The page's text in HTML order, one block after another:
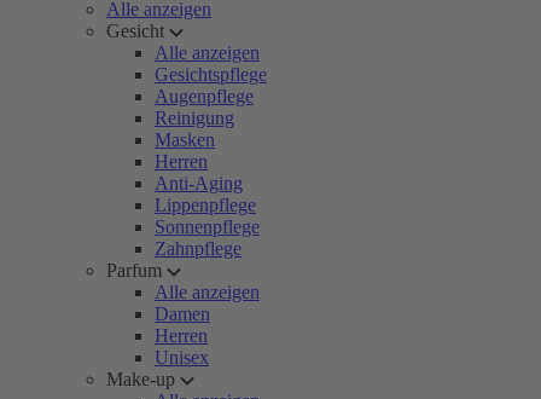
Alle anzeigen
Gesicht
Alle anzeigen
Gesichtspflege
Augenpflege
Reinigung
Masken
Herren
Anti-Aging
Lippenpflege
Sonnenpflege
Zahnpflege
Parfum
Alle anzeigen
Damen
Herren
Unisex
Make-up